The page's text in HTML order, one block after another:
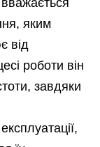
яким
від
роботи він
завдяки